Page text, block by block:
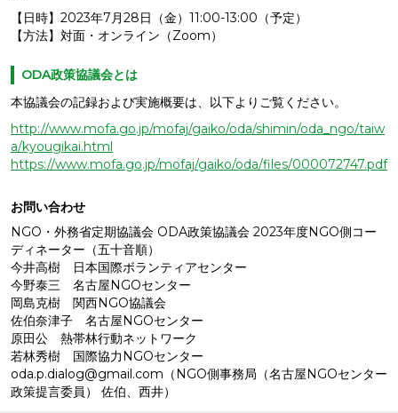
【日時】2023年7月28日（金）11:00-13:00（予定）
【方法】対面・オンライン（Zoom）
ODA政策協議会とは
本協議会の記録および実施概要は、以下よりご覧ください。
http://www.mofa.go.jp/mofaj/gaiko/oda/shimin/oda_ngo/taiw
a/kyougikai.html
https://www.mofa.go.jp/mofaj/gaiko/oda/files/000072747.pdf
お問い合わせ
NGO・外務省定期協議会 ODA政策協議会 2023年度NGO側コー
ディネーター（五十音順）
今井高樹 日本国際ボランティアセンター
今野泰三 名古屋NGOセンター
岡島克樹 関西NGO協議会
佐伯奈津子 名古屋NGOセンター
原田公 熱帯林行動ネットワーク
若林秀樹 国際協力NGOセンター
oda.p.dialog@gmail.com（NGO側事務局（名古屋NGOセンター
政策提言委員） 佐伯、西井）